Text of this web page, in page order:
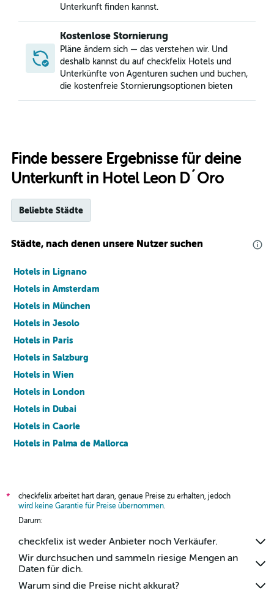
Unterkunft finden kannst.
Kostenlose Stornierung
Pläne ändern sich — das verstehen wir. Und
deshalb kannst du auf checkfelix Hotels und
Unterkünfte von Agenturen suchen und buchen,
die kostenfreie Stornierungsoptionen bieten
Finde bessere Ergebnisse für deine
Unterkunft in Hotel Leon D´Oro
Beliebte Städte
Städte, nach denen unsere Nutzer suchen
Hotels in Lignano
Hotels in Amsterdam
Hotels in München
Hotels in Jesolo
Hotels in Paris
Hotels in Salzburg
Hotels in Wien
Hotels in London
Hotels in Dubai
Hotels in Caorle
Hotels in Palma de Mallorca
*
checkfelix arbeitet hart daran, genaue Preise zu erhalten, jedoch
wird keine Garantie für Preise übernommen.
Darum:
checkfelix ist weder Anbieter noch Verkäufer.
Wir durchsuchen und sammeln riesige Mengen an
Daten für dich.
Warum sind die Preise nicht akkurat?